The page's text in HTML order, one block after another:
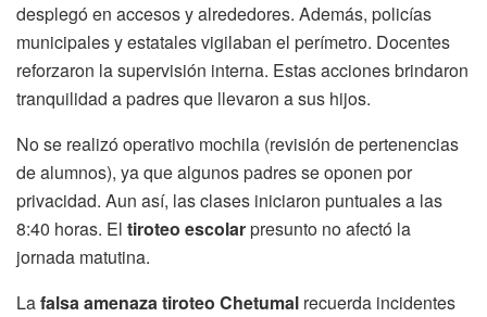
desplegó en accesos y alrededores. Además, policías
municipales y estatales vigilaban el perímetro. Docentes
reforzaron la supervisión interna. Estas acciones brindaron
tranquilidad a padres que llevaron a sus hijos.
No se realizó operativo mochila (revisión de pertenencias
de alumnos), ya que algunos padres se oponen por
privacidad. Aun así, las clases iniciaron puntuales a las
8:40 horas. El tiroteo escolarpresunto no afectó la
jornada matutina.
Lafalsa amenaza tiroteo Chetumal recuerda incidentes